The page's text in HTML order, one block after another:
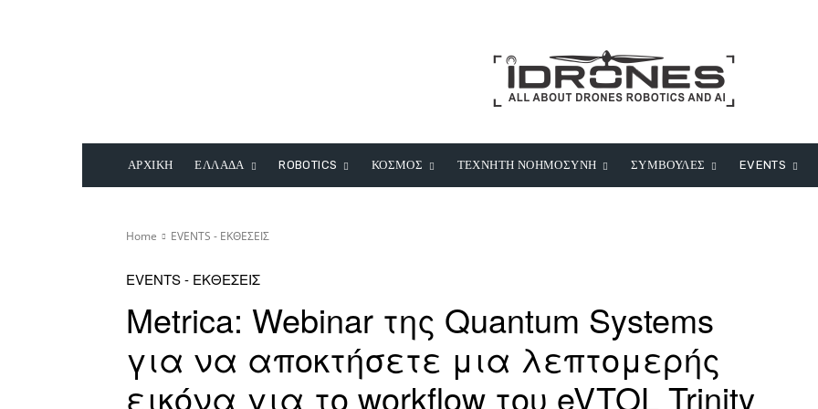
ΑΡΧΙΚΗ ΕΛΛΑΔΑ ROBOTICS ΚΟΣΜΟΣ ΤΕΧΝΗΤΗ ΝΟΗΜΟΣΥΝΗ ΣΥΜΒΟΥΛΕΣ EVENTS
Home EVENTS - ΕΚΘΕΣΕΙΣ
EVENTS - ΕΚΘΕΣΕΙΣ
Metrica: Webinar της Quantum Systems
για να αποκτήσετε μια λεπτομερής
εικόνα για το workflow του eVTOL Trinity